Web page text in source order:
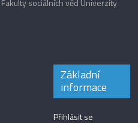
Fakulty sociálních věd Univerzity
Základní
informace
Přihlásit se